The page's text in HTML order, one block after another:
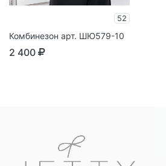
52
Комбинезон арт. ШЮ579-10
2 400